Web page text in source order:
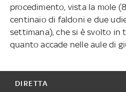
procedimento, vista la mole
centinaio di faldoni e due
settimana), che si è svolto in
quanto accade nelle aule di
DIRETTA